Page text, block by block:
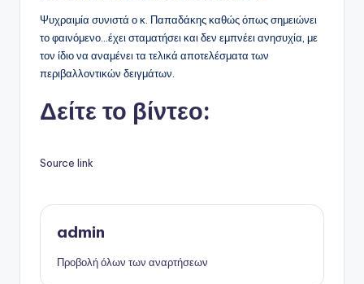
Ψυχραιμία συνιστά ο κ. Παπαδάκης καθώς όπως σημειώνει
το φαινόμενο…έχει σταματήσει και δεν εμπνέει ανησυχία, με
τον ίδιο να αναμένει τα τελικά αποτελέσματα των
περιβαλλοντικών δειγμάτων.
Δείτε το βίντεο:
Source link
admin
Προβολή όλων των αναρτήσεων